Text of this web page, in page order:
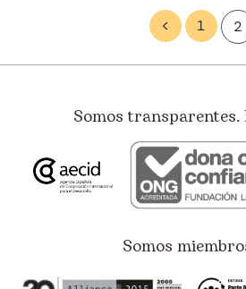
< 1 2
Somos transparentes.
Somos